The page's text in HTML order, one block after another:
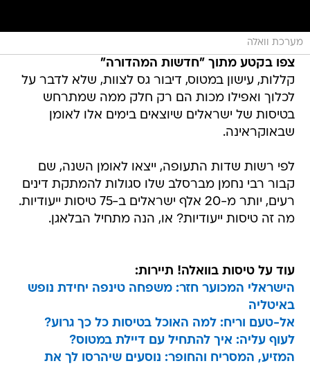
מערכת וואלה
צפו בקטע מתוך "חדשות המהדורה"
קללות, עישון במטוס, דיבור גס לצוות, שלא לדבר על
לכלוך ואפילו מכות הם רק חלק ממה שמתרחש
בטיסות של ישראלים שיוצאים בימים אלו לאומן
שבאוקראינה.
לפי רשות שדות התעופה, ייצאו לאומן השנה, שם
קבור רבי נחמן מברסלב שלו סגולות להמתקת דינים
רעים, יותר מ-20 אלף ישראלים ב-75 טיסות ייעודיות.
מה זה טיסות ייעודיות? או, הנה מתחיל הבלאגן.
עוד על טיסות בוואלה! תיירות:
הישראלי המכוער חזר: משפחה טינפה יחידת נופש
באיטליה
אל-טעם וריח: למה האוכל בטיסות כל כך גרוע?
לעוף עליה: איך להתחיל עם דיילת במטוס?
המזיע, המסריח והחופר: נוסעים שיהרסו לך את